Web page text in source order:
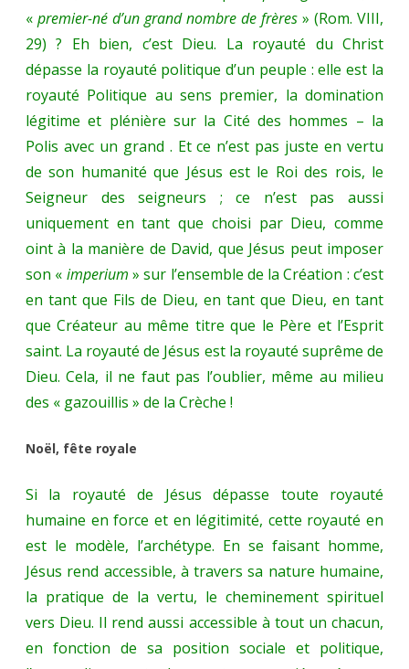
« premier-né d’un grand nombre de frères » (Rom. VIII,
29) ? Eh bien, c’est Dieu. La royauté du Christ
dépasse la royauté politique d’un peuple : elle est la
royauté Politique au sens premier, la domination
légitime et plénière sur la Cité des hommes – la
Polis avec un grand . Et ce n’est pas juste en vertu
de son humanité que Jésus est le Roi des rois, le
Seigneur des seigneurs ; ce n’est pas aussi
uniquement en tant que choisi par Dieu, comme
oint à la manière de David, que Jésus peut imposer
son « imperium » sur l’ensemble de la Création : c’est
en tant que Fils de Dieu, en tant que Dieu, en tant
que Créateur au même titre que le Père et l’Esprit
saint. La royauté de Jésus est la royauté suprême de
Dieu. Cela, il ne faut pas l’oublier, même au milieu
des « gazouillis » de la Crèche !
Noël, fête royale
Si la royauté de Jésus dépasse toute royauté
humaine en force et en légitimité, cette royauté en
est le modèle, l’archétype. En se faisant homme,
Jésus rend accessible, à travers sa nature humaine,
la pratique de la vertu, le cheminement spirituel
vers Dieu. Il rend aussi accessible à tout un chacun,
en fonction de sa position sociale et politique,